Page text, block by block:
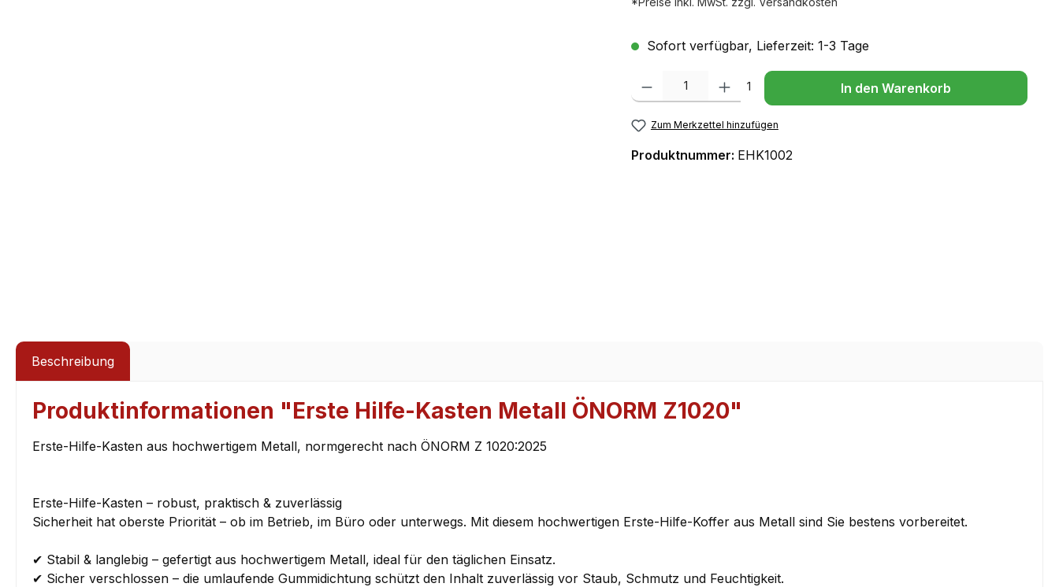
Sofort verfügbar, Lieferzeit: 1-3 Tage
Produkt Anzahl: Gib den gewünschten Wert ein oder benutze die Schaltflächen
1 In den Warenkorb
Zum Merkzettel hinzufügen
Produktnummer: EHK1002
Beschreibung
Produktinformationen "Erste Hilfe-Kasten Metall ÖNORM Z1020"
Erste-Hilfe-Kasten aus hochwertigem Metall, normgerecht nach ÖNORM Z 1020:2025
Erste-Hilfe-Kasten – robust, praktisch & zuverlässig
Sicherheit hat oberste Priorität – ob im Betrieb, im Büro oder unterwegs. Mit diesem hochwertigen Erste-Hilfe-Koffer aus Metall sind Sie bestens vorbereitet.
✔ Stabil & langlebig – gefertigt aus hochwertigem Metall, ideal für den täglichen Einsatz.
✔ Sicher verschlossen – die umlaufende Gummidichtung schützt den Inhalt zuverlässig vor Staub, Schmutz und Feuchtigkeit.